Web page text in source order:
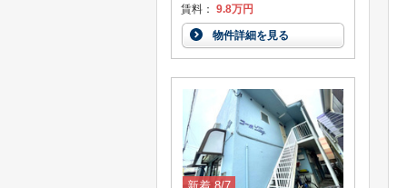
賃料： 9.8万円
物件詳細を見る